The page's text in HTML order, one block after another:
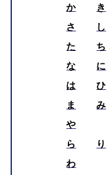
か
き
さ
し
た
ち
な
に
は
ひ
ま
み
や
ら
り
わ